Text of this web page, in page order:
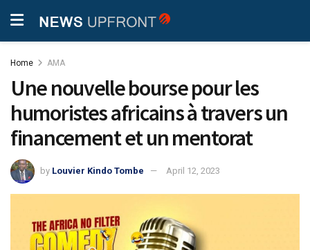
Home AMA
Une nouvelle bourse pour les
humoristes africains à travers un
financement et un mentorat
by Louvier Kindo Tombe April 12, 2023